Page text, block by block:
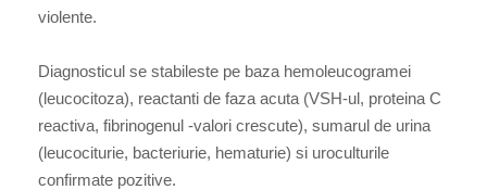
violente.
Diagnosticul se stabileste pe baza hemoleucogramei
(leucocitoza), reactanti de faza acuta (VSH-ul, proteina C
reactiva, fibrinogenul -valori crescute), sumarul de urina
(leucociturie, bacteriurie, hematurie) si uroculturile
confirmate pozitive.